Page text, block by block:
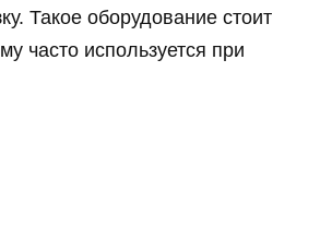
Такое оборудование стоит
часто используется при